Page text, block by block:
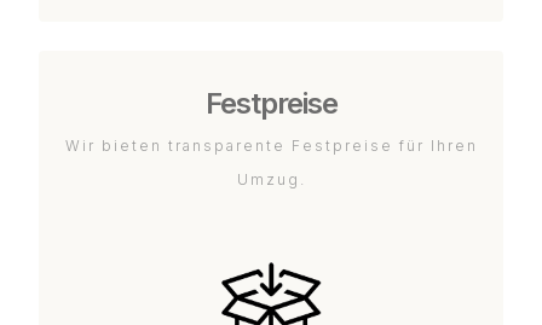
Festpreise
Wir bieten transparente Festpreise für Ihren
Umzug.